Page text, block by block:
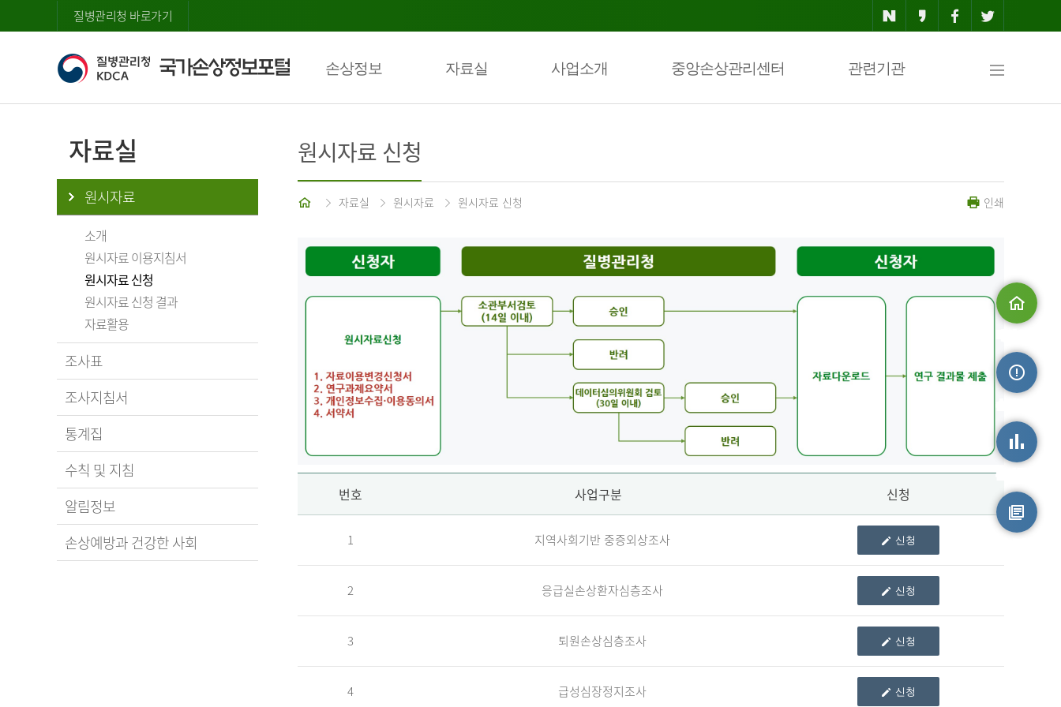
질병관리청 바로가기
손상정보 자료실 사업소개 중앙손상관리센터 관련기관
맵
자료실
원시자료
소개
원시자료 이용지침서
원시자료 신청
원시자료 신청 결과
자료활용
조사표
조사지침서
통계집
수칙 및 지침
알림정보
손상예방과 건강한 사회
원시자료 신청
홈 자료실 원시자료 원시자료 신청 인쇄
자
청
번호 사업구분 신청
1 지역사회기반 중증외상조사 신청
2 응급실손상환자심층조사 신청
3 퇴원손상심층조사 신청
4 급성심장정지조사 신청